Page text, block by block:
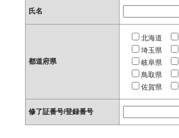
氏名
都道府県
北海道
埼玉県
岐阜県
鳥取県
佐賀県
修了証番号/登録番号